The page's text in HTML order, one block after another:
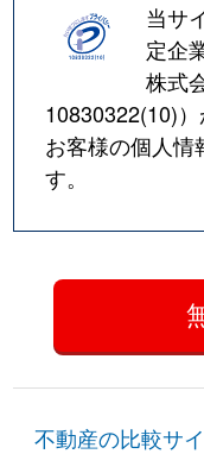
当サ
定企
株式
10830322(10)
お客様の個人情
す。
不動産の比較サ